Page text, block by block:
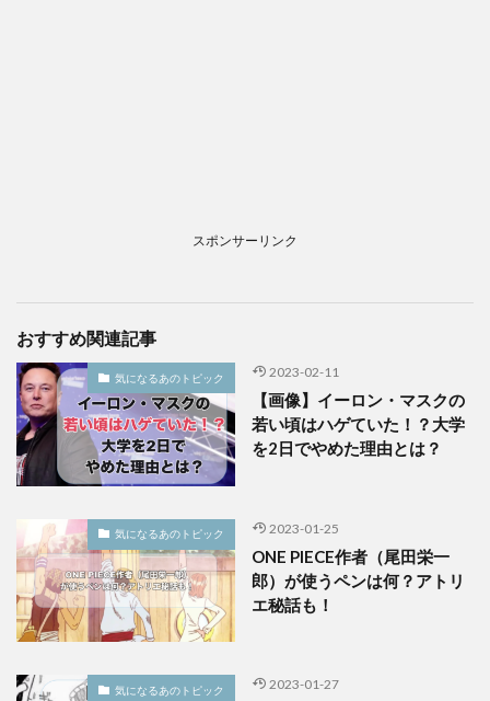
スポンサーリンク
おすすめ関連記事
気になるあのトピック 2023-02-11
【画像】イーロン・マスクの
若い頃はハゲていた！？大学
を2日でやめた理由とは？
気になるあのトピック 2023-01-25
ONE PIECE作者（尾田栄一
郎）が使うペンは何？アトリ
エ秘話も！
気になるあのトピック 2023-01-27